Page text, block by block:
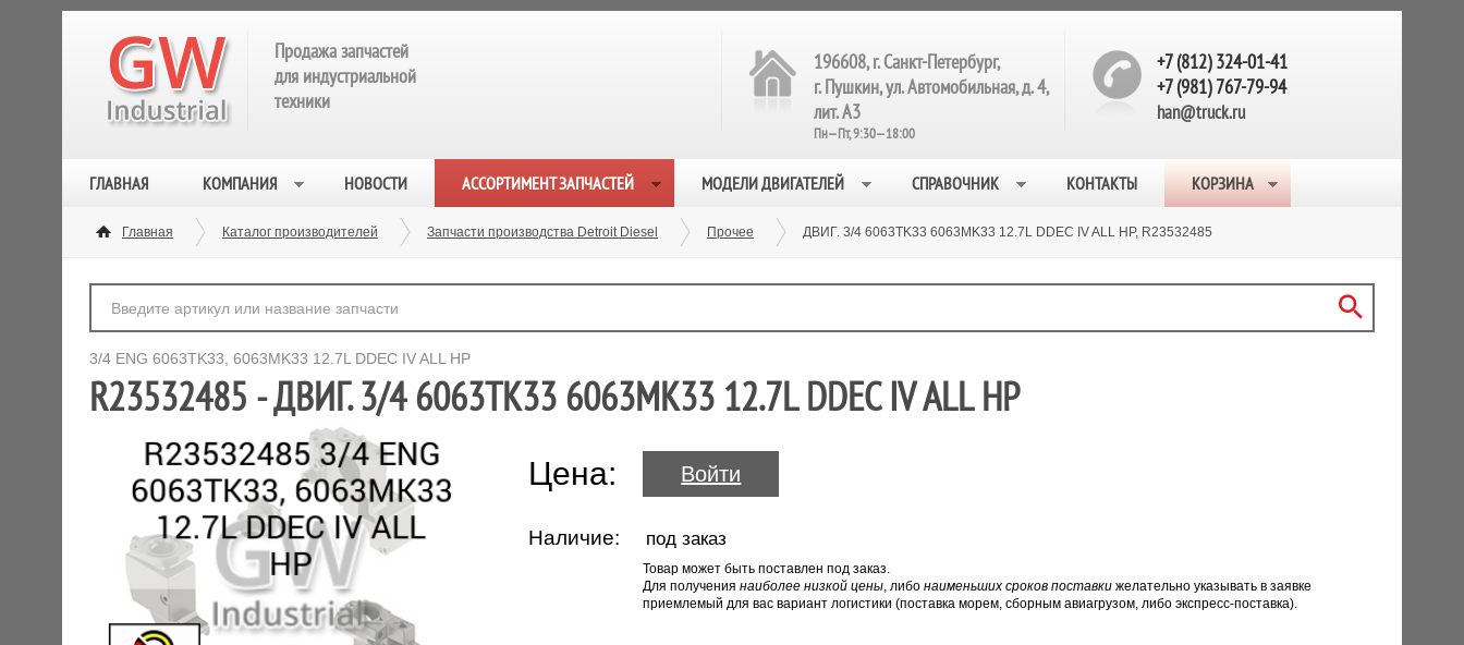
Продажа запчастей
для индустриальной
техники
196608, г. Санкт-Петербург,
г. Пушкин, ул. Автомобильная, д. 4,
лит. А3
Пн—Пт, 9:30—18:00
+7 (812) 324-01-41
+7 (981) 767-79-94
han@truck.ru
ГЛАВНАЯ КОМПАНИЯ НОВОСТИ АССОРТИМЕНТ ЗАПЧАСТЕЙ МОДЕЛИ ДВИГАТЕЛЕЙ СПРАВОЧНИК КОНТАКТЫ КОРЗИНА
Главная Каталог производителей Запчасти производства Detroit Diesel Прочее ДВИГ. 3/4 6063TK33 6063MK33 12.7L DDEC IV ALL HP, R23532485
3/4 ENG 6063TK33, 6063MK33 12.7L DDEC IV ALL HP
R23532485 - ДВИГ. 3/4 6063TK33 6063MK33 12.7L DDEC IV ALL HP
Цена: Войти
Наличие: под заказ
Товар может быть поставлен под заказ.
Для получениянаиболее низкой цены, либонаименьших сроков поставки желательно указывать в заявке
приемлемый для вас вариант логистики (поставка морем, сборным авиагрузом, либо экспресс-поставка).